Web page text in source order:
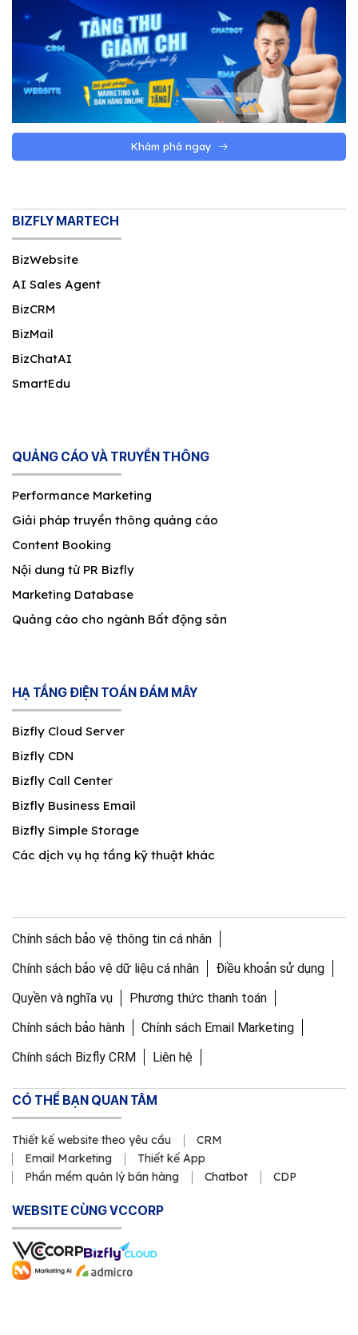
Khám phá ngay
BIZFLY MARTECH
BizWebsite
AI Sales Agent
BizCRM
BizMail
BizChatAI
SmartEdu
QUẢNG CÁO VÀ TRUYỀN THÔNG
Performance Marketing
Giải pháp truyền thông quảng cáo
Content Booking
Nội dung từ PR Bizfly
Marketing Database
Quảng cáo cho ngành Bất động sản
HẠ TẦNG ĐIỆN TOÁN ĐÁM MÂY
Bizfly Cloud Server
Bizfly CDN
Bizfly Call Center
Bizfly Business Email
Bizfly Simple Storage
Các dịch vụ hạ tầng kỹ thuật khác
Chính sách bảo vệ thông tin cá nhân
Chính sách bảo vệ dữ liệu cá nhân
Điều khoản sử dụng
Quyền và nghĩa vụ
Phương thức thanh toán
Chính sách bảo hành
Chính sách Email Marketing
Chính sách Bizfly CRM
Liên hệ
CÓ THỂ BẠN QUAN TÂM
Thiết kế website theo yêu cầu
CRM
Email Marketing
Thiết kế App
Phần mềm quản lý bán hàng
Chatbot CDP
WEBSITE CÙNG VCCORP